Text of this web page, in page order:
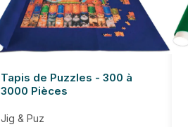
Tapis de Puzzles - 300 à
3000 Pièces
Jig & Puz